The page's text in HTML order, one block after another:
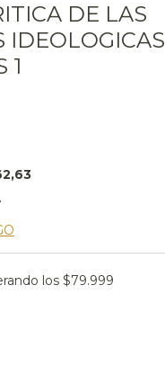
DE LAS
IDEOLOGICAS
1
los$79.999